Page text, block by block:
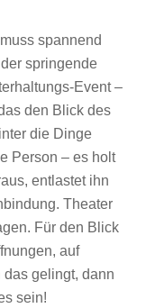
spannend
springende
Event –
den Blick des
die Dinge
Person – es holt
entlastet ihn
Theater
Für den Blick
auf
das gelingt, dann
sein!